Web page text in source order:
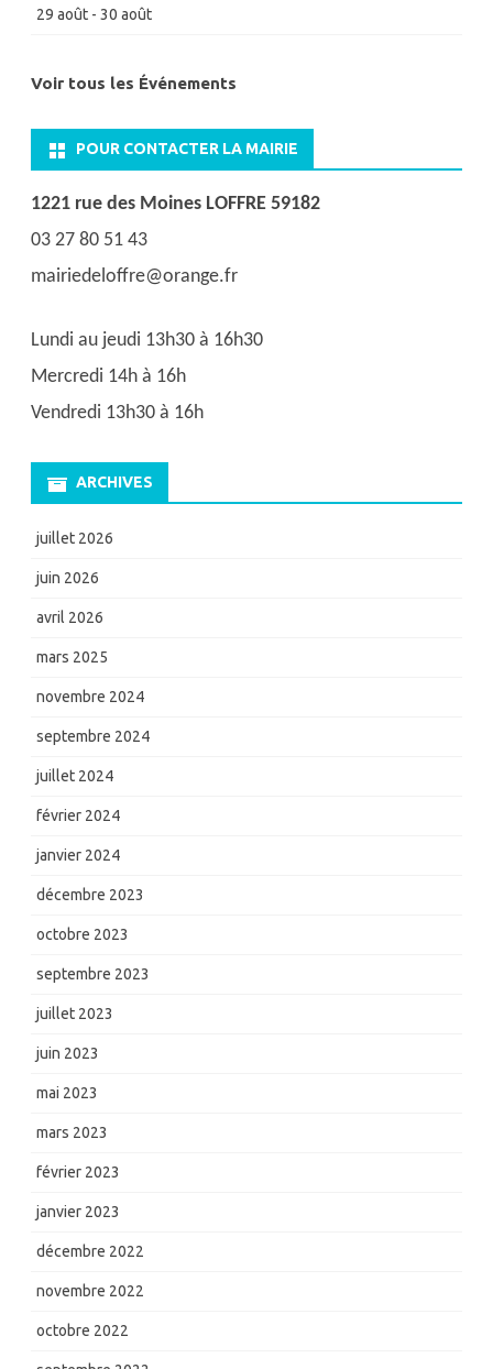
29 août - 30 août
Voir tous les Événements
POUR CONTACTER LA MAIRIE
1221 rue des Moines LOFFRE 59182
03 27 80 51 43
mairiedeloffre@orange.fr
Lundi au jeudi 13h30 à 16h30
Mercredi 14h à 16h
Vendredi 13h30 à 16h
ARCHIVES
juillet 2026
juin 2026
avril 2026
mars 2025
novembre 2024
septembre 2024
juillet 2024
février 2024
janvier 2024
décembre 2023
octobre 2023
septembre 2023
juillet 2023
juin 2023
mai 2023
mars 2023
février 2023
janvier 2023
décembre 2022
novembre 2022
octobre 2022